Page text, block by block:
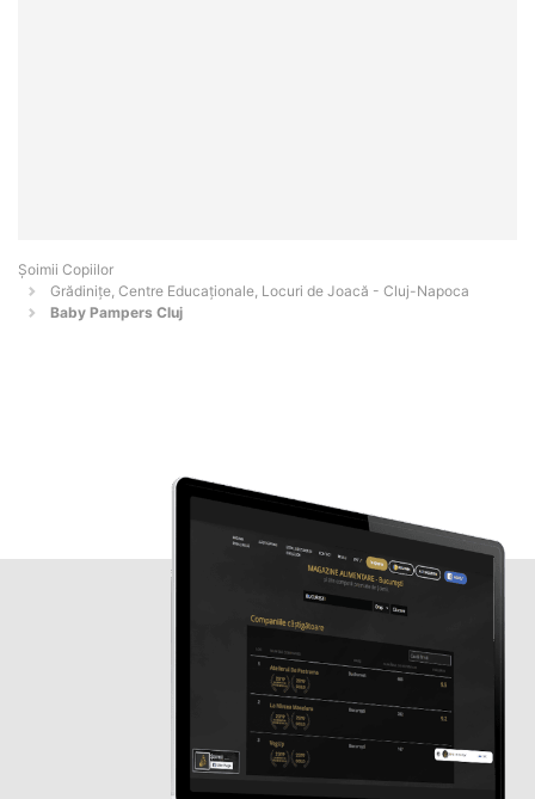
Șoimii Copiilor
Grădinițe, Centre Educaționale, Locuri de Joacă - Cluj-Napoca
Baby Pampers Cluj